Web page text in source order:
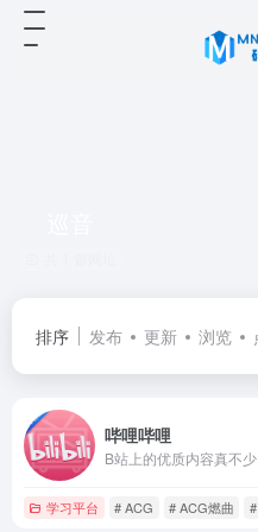
排序 发布 更新 浏览
哔哩哔哩
B站上的优质内容真不少
学习平台 # ACG # ACG燃曲